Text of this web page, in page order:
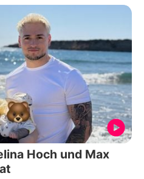
Hoch und Max